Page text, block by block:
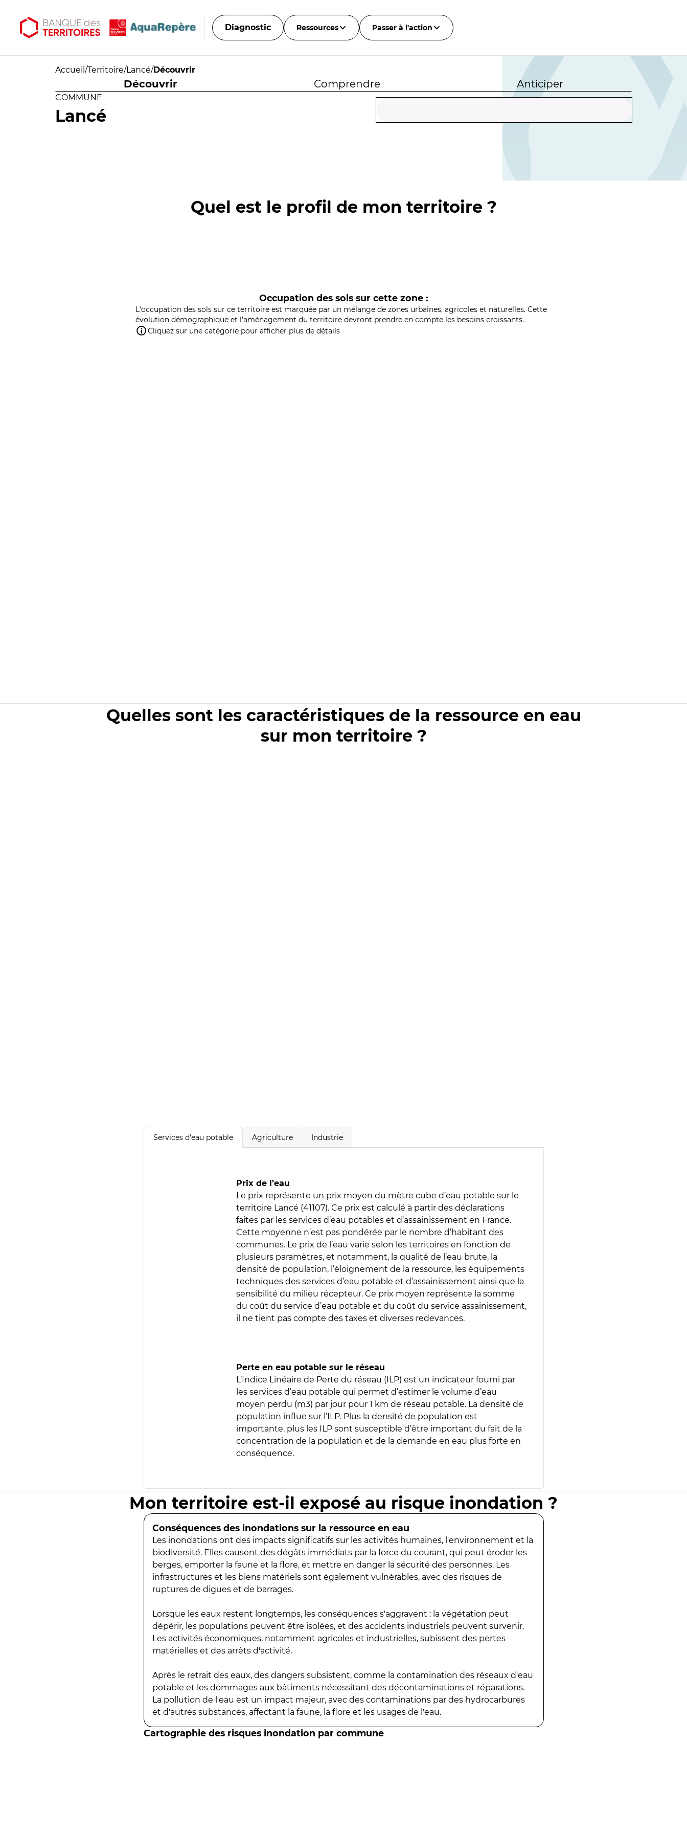
Diagnostic Ressources Passer à l'action
Accueil /Territoire/Lancé/Découvrir
Découvrir Comprendre Anticiper
COMMUNE
Lancé
Quel est le profil de mon territoire ?
Occupation des sols sur cette zone :
L'occupation des sols sur ce territoire est marquée par un mélange de zones urbaines, agricoles et naturelles. Cette
évolution démographique et l'aménagement du territoire devront prendre en compte les besoins croissants.
Cliquez sur une catégorie pour afficher plus de détails
Quelles sont les caractéristiques de la ressource en eau
sur mon territoire ?
Services d'eau potable Agriculture Industrie
Prix de l’eau
Le prix représente un prix moyen du mètre cube d’eau potable sur le
territoire Lancé (41107). Ce prix est calculé à partir des déclarations
faites par les services d’eau potables et d’assainissement en France.
Cette moyenne n’est pas pondérée par le nombre d’habitant des
communes. Le prix de l’eau varie selon les territoires en fonction de
plusieurs paramètres, et notamment, la qualité de l’eau brute, la
densité de population, l’éloignement de la ressource, les équipements
techniques des services d’eau potable et d’assainissement ainsi que la
sensibilité du milieu récepteur. Ce prix moyen représente la somme
du coût du service d’eau potable et du coût du service assainissement,
il ne tient pas compte des taxes et diverses redevances.
Perte en eau potable sur le réseau
L’Indice Linéaire de Perte du réseau (ILP) est un indicateur fourni par
les services d’eau potable qui permet d’estimer le volume d’eau
moyen perdu (m3) par jour pour 1 km de réseau potable. La densité de
population influe sur l’ILP. Plus la densité de population est
importante, plus les ILP sont susceptible d’être important du fait de la
concentration de la population et de la demande en eau plus forte en
conséquence.
Mon territoire est-il exposé au risque inondation ?
Conséquences des inondations sur la ressource en eau
Les inondations ont des impacts significatifs sur les activités humaines, l'environnement et la
biodiversité. Elles causent des dégâts immédiats par la force du courant, qui peut éroder les
berges, emporter la faune et la flore, et mettre en danger la sécurité des personnes. Les
infrastructures et les biens matériels sont également vulnérables, avec des risques de
ruptures de digues et de barrages.
Lorsque les eaux restent longtemps, les conséquences s'aggravent : la végétation peut
dépérir, les populations peuvent être isolées, et des accidents industriels peuvent survenir.
Les activités économiques, notamment agricoles et industrielles, subissent des pertes
matérielles et des arrêts d'activité.
Après le retrait des eaux, des dangers subsistent, comme la contamination des réseaux d'eau
potable et les dommages aux bâtiments nécessitant des décontaminations et réparations.
La pollution de l'eau est un impact majeur, avec des contaminations par des hydrocarbures
et d'autres substances, affectant la faune, la flore et les usages de l'eau.
Cartographie des risques inondation par commune